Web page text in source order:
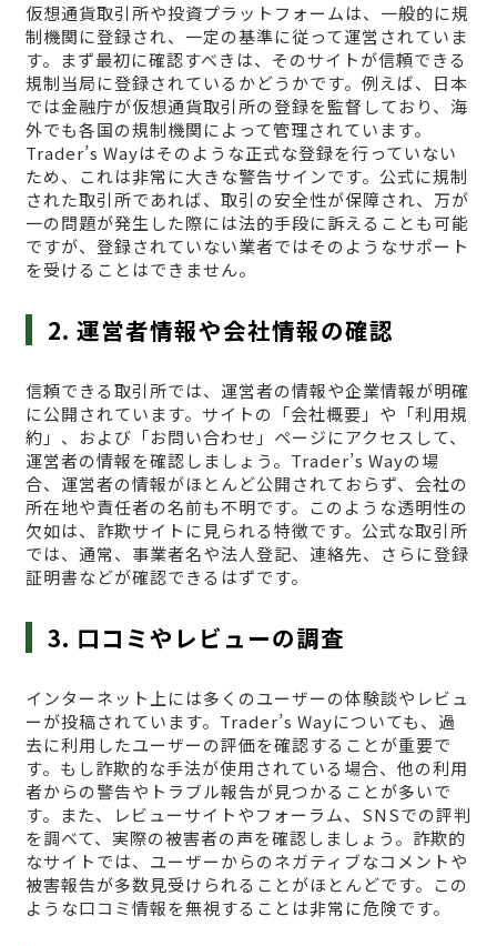
仮想通貨取引所や投資プラットフォームは、一般的に規
制機関に登録され、一定の基準に従って運営されていま
す。まず最初に確認すべきは、そのサイトが信頼できる
規制当局に登録されているかどうかです。例えば、日本
では金融庁が仮想通貨取引所の登録を監督しており、海
外でも各国の規制機関によって管理されています。
Trader’s Wayはそのような正式な登録を行っていない
ため、これは非常に大きな警告サインです。公式に規制
された取引所であれば、取引の安全性が保障され、万が
一の問題が発生した際には法的手段に訴えることも可能
ですが、登録されていない業者ではそのようなサポート
を受けることはできません。
2. 運営者情報や会社情報の確認
信頼できる取引所では、運営者の情報や企業情報が明確
に公開されています。サイトの「会社概要」や「利用規
約」、および「お問い合わせ」ページにアクセスして、
運営者の情報を確認しましょう。Trader’s Wayの場
合、運営者の情報がほとんど公開されておらず、会社の
所在地や責任者の名前も不明です。このような透明性の
欠如は、詐欺サイトに見られる特徴です。公式な取引所
では、通常、事業者名や法人登記、連絡先、さらに登録
証明書などが確認できるはずです。
3. 口コミやレビューの調査
インターネット上には多くのユーザーの体験談やレビュ
ーが投稿されています。Trader’s Wayについても、過
去に利用したユーザーの評価を確認することが重要で
す。もし詐欺的な手法が使用されている場合、他の利用
者からの警告やトラブル報告が見つかることが多いで
す。また、レビューサイトやフォーラム、SNSでの評判
を調べて、実際の被害者の声を確認しましょう。詐欺的
なサイトでは、ユーザーからのネガティブなコメントや
被害報告が多数見受けられることがほとんどです。この
ような口コミ情報を無視することは非常に危険です。